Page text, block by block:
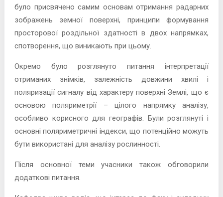
було присвячено самим основам отримання радарних
зображень земної поверхні, принципи формування
просторової роздільної здатності в двох напрямках,
спотворення, що виникають при цьому.
Окремо було розглянуто питання інтерпретації
отриманих знімків, залежність довжини хвилі і
поляризації сигналу від характеру поверхні Землі, що є
основою поляриметрії – цілого напрямку аналізу,
особливо корисного для географів. Були розглянуті і
основні поляриметричні індекси, що потенційно можуть
бути використані для аналізу рослинності.
Після основної теми учасники також обговорили
додаткові питання.